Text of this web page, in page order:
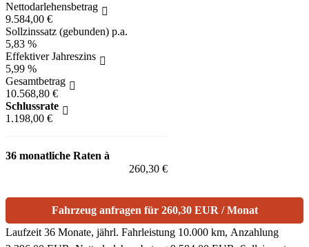
Nettodarlehensbetrag
9.584,00 €
Sollzinssatz (gebunden) p.a.
5,83 %
Effektiver Jahreszins
5,99 %
Gesamtbetrag
10.568,80 €
Schlussrate
1.198,00 €
36 monatliche Raten à
260,30 €
Fahrzeug anfragen für 260,30 EUR / Monat
Laufzeit 36 Monate, jährl. Fahrleistung 10.000 km, Anzahlung